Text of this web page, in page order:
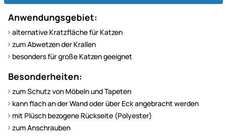
Anwendungsgebiet:
alternative Kratzfläche für Katzen
zum Abwetzen der Krallen
besonders für große Katzen geeignet
Besonderheiten:
zum Schutz von Möbeln und Tapeten
kann flach an der Wand oder über Eck angebracht werden
mit Plüsch bezogene Rückseite (Polyester)
zum Anschrauben